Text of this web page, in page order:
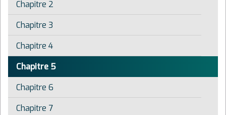
Chapitre 2
Chapitre 3
Chapitre 4
Chapitre 5
Chapitre 6
Chapitre 7